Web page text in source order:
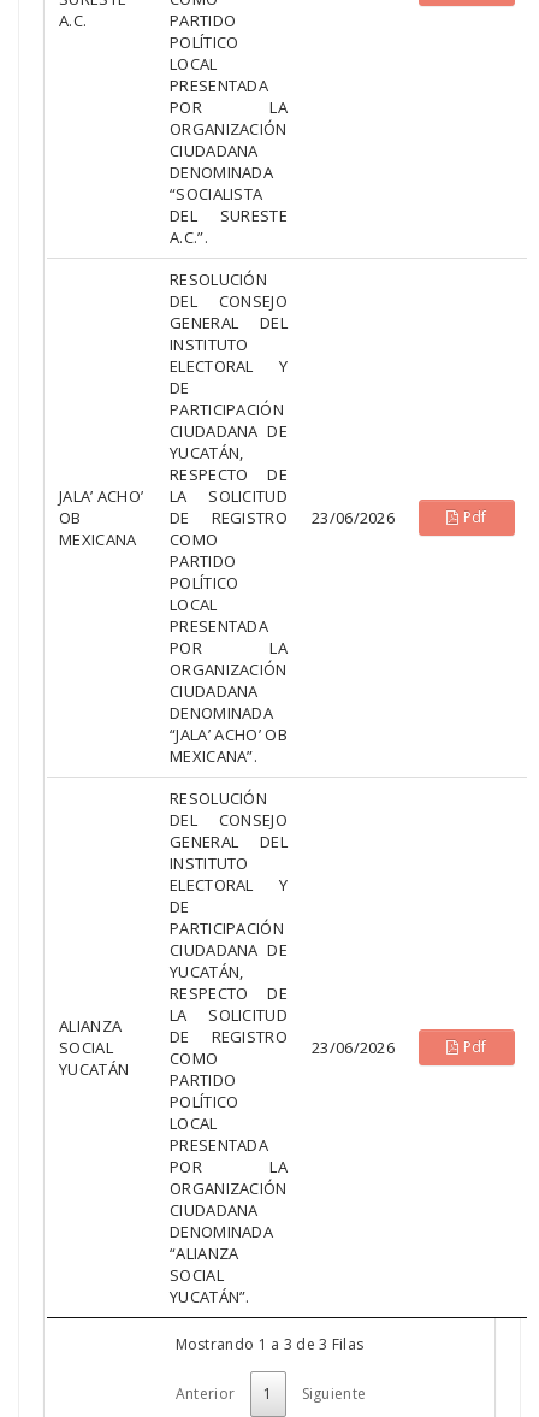
A.C.
PARTIDO
POLÍTICO
LOCAL
PRESENTADA
POR LA
ORGANIZACIÓN
CIUDADANA
DENOMINADA
“SOCIALISTA
DEL SURESTE
A.C.”.
JALA’ ACHO’
OB
MEXICANA
RESOLUCIÓN
DEL CONSEJO
GENERAL DEL
INSTITUTO
ELECTORAL Y
DE
PARTICIPACIÓN
CIUDADANA DE
YUCATÁN,
RESPECTO DE
LA SOLICITUD
DE REGISTRO
COMO
PARTIDO
POLÍTICO
LOCAL
PRESENTADA
POR LA
ORGANIZACIÓN
CIUDADANA
DENOMINADA
“JALA’ ACHO’ OB
MEXICANA”.
23/06/2026 Pdf
ALIANZA
SOCIAL
YUCATÁN
RESOLUCIÓN
DEL CONSEJO
GENERAL DEL
INSTITUTO
ELECTORAL Y
DE
PARTICIPACIÓN
CIUDADANA DE
YUCATÁN,
RESPECTO DE
LA SOLICITUD
DE REGISTRO
COMO
PARTIDO
POLÍTICO
LOCAL
PRESENTADA
POR LA
ORGANIZACIÓN
CIUDADANA
DENOMINADA
“ALIANZA
SOCIAL
YUCATÁN”.
23/06/2026 Pdf
Mostrando 1 a 3 de 3 Filas
Anterior 1 Siguiente